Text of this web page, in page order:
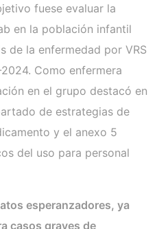
fuese evaluar la
en la población infantil
de la enfermedad por VRS
Como enfermera
en el grupo destacó en
de estrategias de
y el anexo 5
del uso para personal
esperanzadores, ya
casos graves de